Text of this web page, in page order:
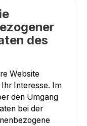
des
Website
Interesse. Im
den Umgang
bei der